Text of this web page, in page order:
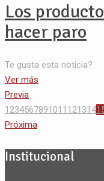
Los
hacer paro
Te gusta esta noticia?
Ver más
Previa
1 234567891011 121314
Próxima
Institucional